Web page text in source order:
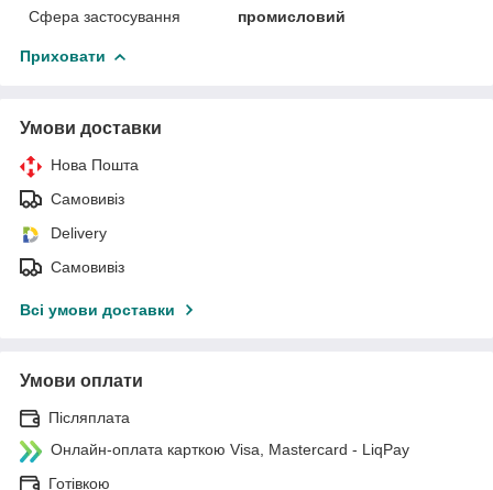
Сфера застосування
промисловий
Приховати
Умови доставки
Нова Пошта
Самовивіз
Delivery
Самовивіз
Всі умови доставки
Умови оплати
Післяплата
Онлайн-оплата карткою Visa, Mastercard - LiqPay
Готівкою